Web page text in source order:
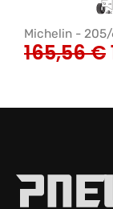
Michelin - 205/
165,56€